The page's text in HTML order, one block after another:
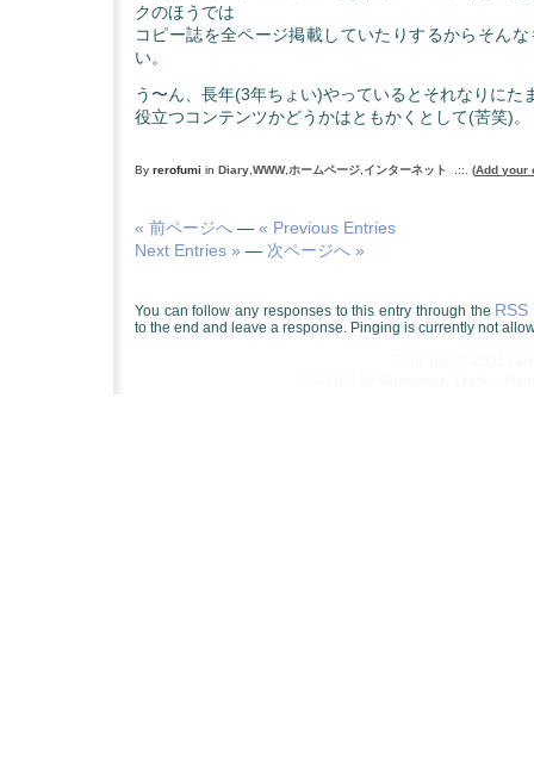
クのほうでは
コピー誌を全ページ掲載していたりするからそん
い。
う〜ん、長年(3年ちょい)やっているとそれなりにた
役立つコンテンツかどうかはともかくとして(苦笑)。
By rerofumi in Diary WWW, ホームページ インターネット .::. (Add your
« 前ページへ — « Previous Entries
Next Entries » — 次ページへ »
You can follow any responses to this entry through the RSS
to the end and leave a response. Pinging is currently not